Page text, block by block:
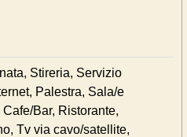
Stireria, Servizio
Palestra, Sala/e
Bar, Ristorante,
Tv via cavo/satellite,